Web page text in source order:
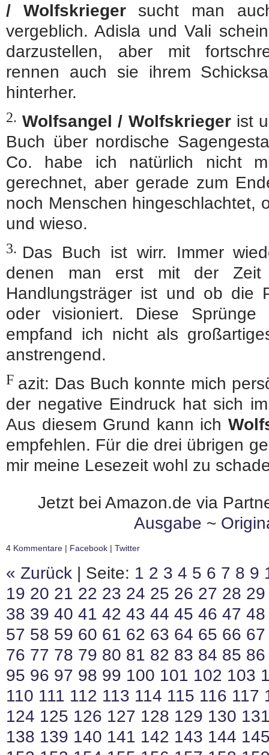
/ Wolfskriegersucht man
vergeblich. Adisla und Vali
darzustellen, aber mit
rennen auch sie ihrem
hinterher.
2. Wolfsangel / Wolfskriegerist
Buch über nordische
Co. habe ich natürlich nicht
gerechnet, aber gerade zum
noch Menschen hingeschlachtet,
und wieso.
3. Das Buch ist wirr. Immer
denen man erst mit der Zeit
Handlungsträger ist und ob die
oder visioniert. Diese Sprünge
empfand ich nicht als
anstrengend.
F azit: Das Buch konnte mich
der negative Eindruck hat sich
Aus diesem Grund kann ich
empfehlen. Für die drei übrigen
mir meine Lesezeit wohl zu
Jetzt bei Amazon.de via
Ausgabe ~
4 Kommentare | Facebook | Twitter
« Zurück | Seite: 1 2 3 4 5 6 7 8 9
19 20 21 22 23 24 25 26 27 28 29
38 39 40 41 42 43 44 45 46 47 48
57 58 59 60 61 62 63 64 65 66 67
76 77 78 79 80 81 82 83 84 85 86
95 96 97 98 99 100 101 102 103
110 111 112 113 114 115 116 117
124 125 126 127 128 129 130
138 139 140 141 142 143 144